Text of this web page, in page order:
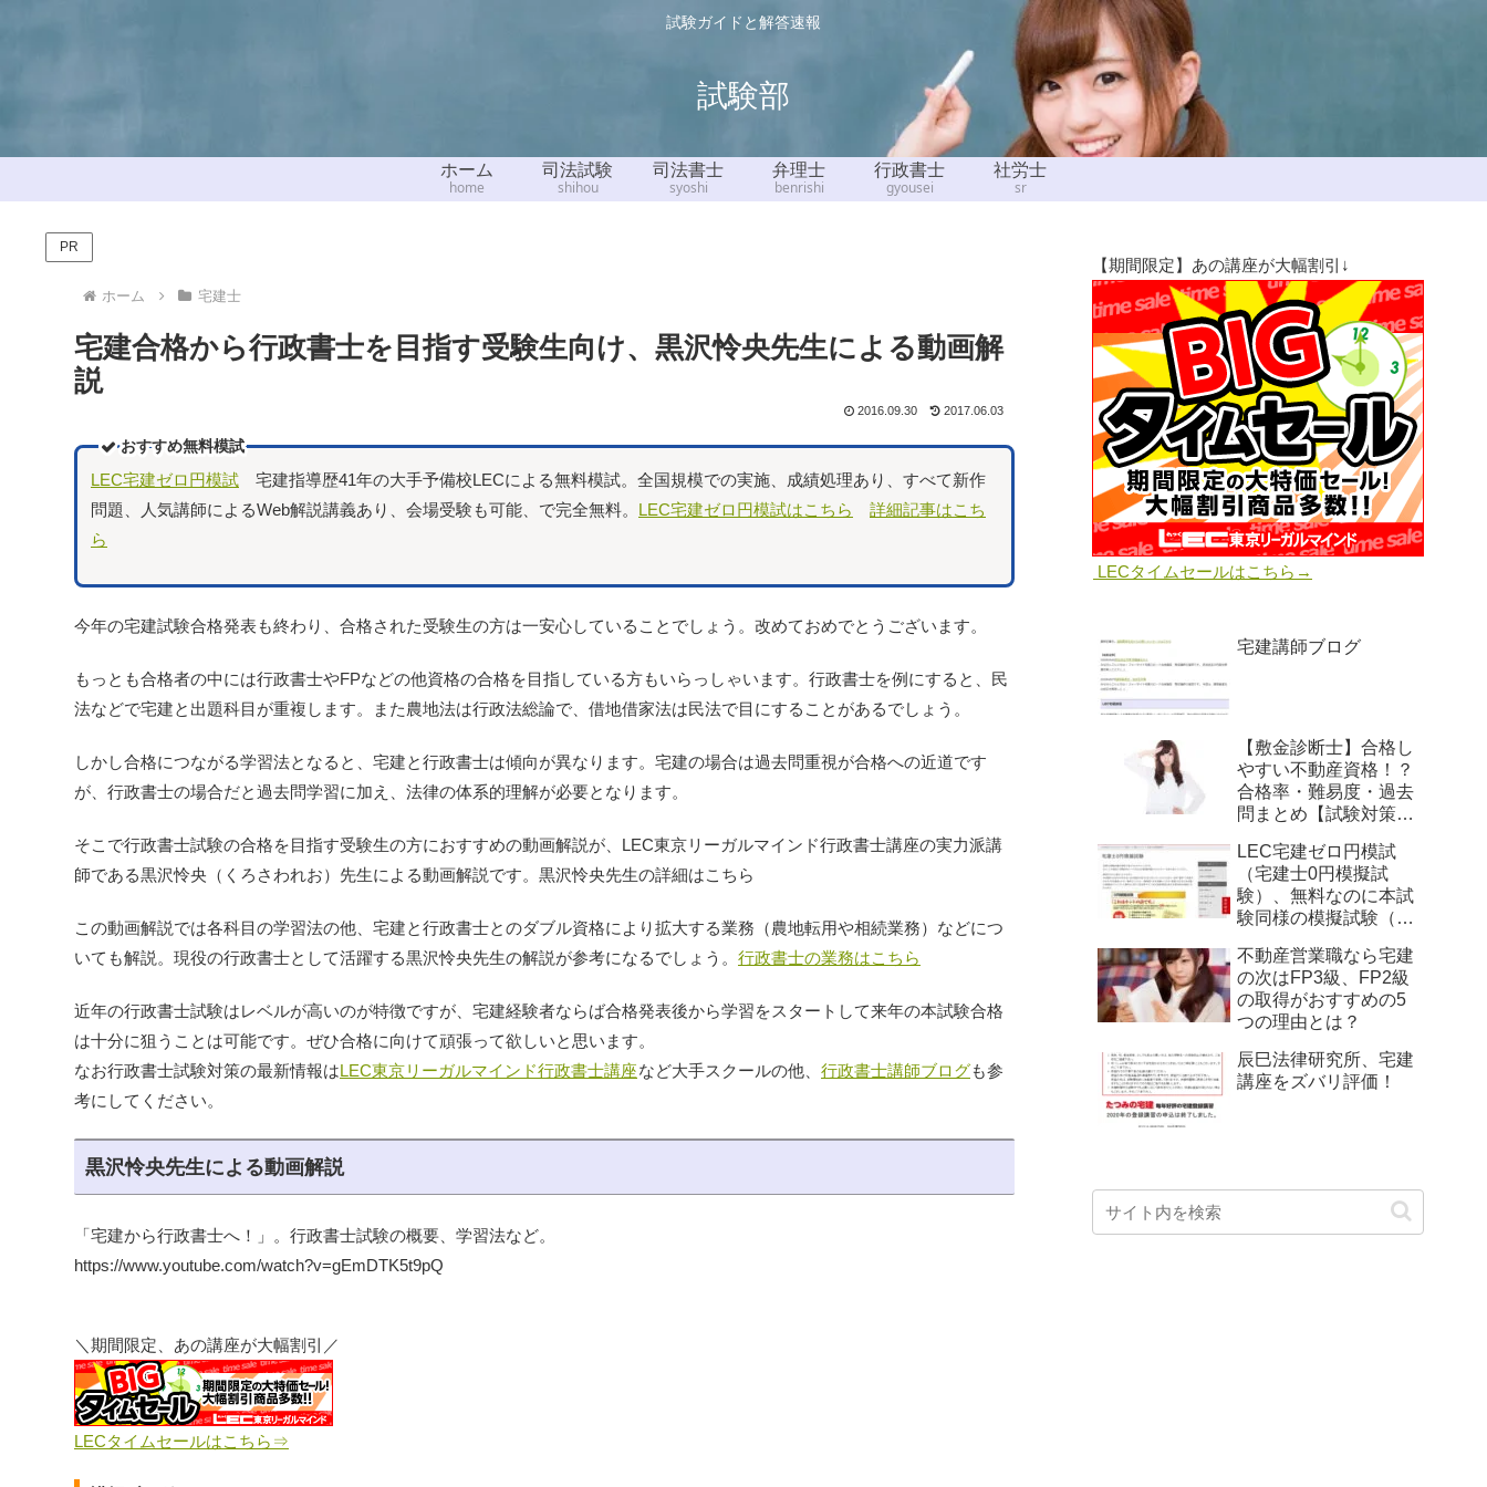
試験ガイドと解答速報
試験部
ホーム
home
司法試験
shihou
司法書士
syoshi
弁理士
benrishi
行政書士
gyousei
社労士
sr
PR
ホーム 宅建士
宅建合格から行政書士を目指す受験生向け、黒沢怜央先生による動画解
説
2016.09.30 2017.06.03
おすすめ無料模試
LEC宅建ゼロ円模試 宅建指導歴41年の大手予備校LECによる無料模試。全国規模での実施、成績処理あり、すべて新作
問題、人気講師によるWeb解説講義あり、会場受験も可能、で完全無料。 LEC宅建ゼロ円模試はこちら
詳細記事はこち
ら
今年の宅建試験合格発表も終わり、合格された受験生の方は一安心していることでしょう。改めておめでとうございます。
もっとも合格者の中には行政書士やFPなどの他資格の合格を目指している方もいらっしゃいます。行政書士を例にすると、民
法などで宅建と出題科目が重複します。また農地法は行政法総論で、借地借家法は民法で目にすることがあるでしょう。
しかし合格につながる学習法となると、宅建と行政書士は傾向が異なります。宅建の場合は過去問重視が合格への近道です
が、行政書士の場合だと過去問学習に加え、法律の体系的理解が必要となります。
そこで行政書士試験の合格を目指す受験生の方におすすめの動画解説が、LEC東京リーガルマインド行政書士講座の実力派講
師である黒沢怜央（くろさわれお）先生による動画解説です。黒沢怜央先生の詳細はこちら
この動画解説では各科目の学習法の他、宅建と行政書士とのダブル資格により拡大する業務（農地転用や相続業務）などにつ
いても解説。現役の行政書士として活躍する黒沢怜央先生の解説が参考になるでしょう。 行政書士の業務はこちら
近年の行政書士試験はレベルが高いのが特徴ですが、宅建経験者ならば合格発表後から学習をスタートして来年の本試験合格
は十分に狙うことは可能です。ぜひ合格に向けて頑張って欲しいと思います。
なお行政書士試験対策の最新情報はLEC東京リーガルマインド行政書士講座など大手スクールの他、 行政書士講師ブログも参
考にしてください。
黒沢怜央先生による動画解説
「宅建から行政書士へ！」。行政書士試験の概要、学習法など。
https://www.youtube.com/watch?v=gEmDTK5t9pQ
＼期間限定、あの講座が大幅割引／
LECタイムセールはこちら⇒
【期間限定】あの講座が大幅割引↓
LECタイムセールはこちら→
宅建講師ブログ
【敷金診断士】合格し
やすい不動産資格！？
合格率・難易度・過去
問まとめ【試験対策講
LEC宅建ゼロ円模試
（宅建士0円模擬試
験）、無料なのに本試
験同様の模擬試験（成
あり・すべて新作問
題・過去には的中も）
不動産営業職なら宅建
の次はFP3級、FP2級
の取得がおすすめの5
つの理由とは？
辰巳法律研究所、宅建
講座をズバリ評価！